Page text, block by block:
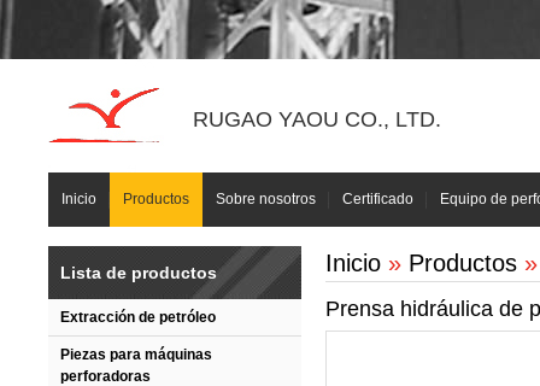
RUGAO YAOU CO., LTD.
Inicio Productos Sobre nosotros Certificado Equipo de
Lista de productos
Extracción de petróleo
Piezas para máquinas
perforadoras
Inicio » Productos
Prensa hidráulica de